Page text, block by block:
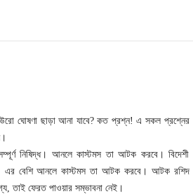
ঘোষণা ছাড়া আনা যাবে? কত প্রশ্ন! এ সকল প্রশ্নের
নিষিদ্ধ। আনলে কাস্টমস তা আটক করবে। বিদেশী
এর বেশি আনলে কাস্টমস তা আটক করবে। আটক রশিদ
তাই ফেরত পাওয়ার সম্ভাবনা নেই।